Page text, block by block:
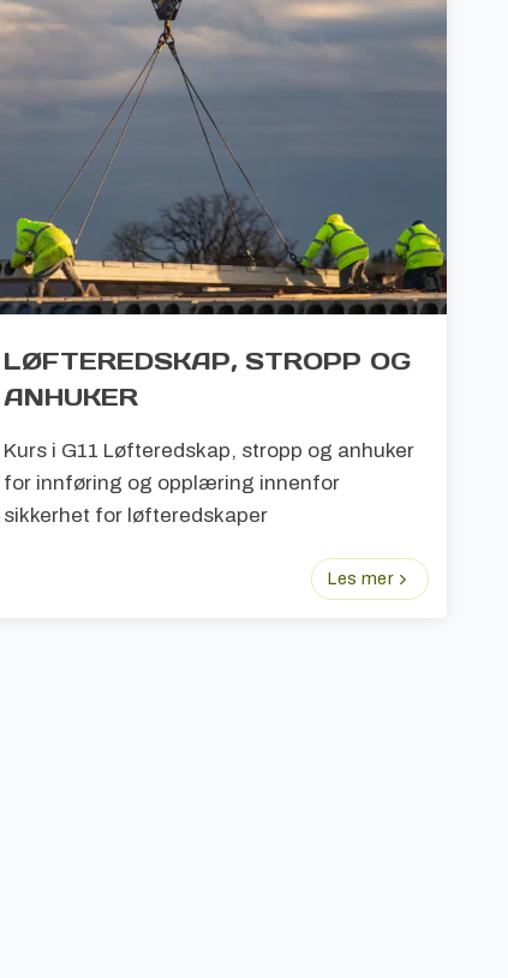
LØFTEREDSKAP, STROPP OG
ANHUKER
Kurs i G11 Løfteredskap, stropp og anhuker
for innføring og opplæring innenfor
sikkerhet for løfteredskaper
Les mer